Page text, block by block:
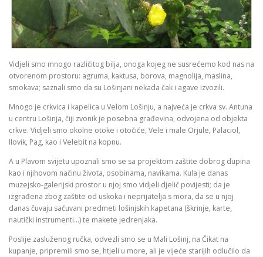
Vidjeli smo mnogo različitog bilja, onoga kojeg ne susrećemo kod nas na
otvorenom prostoru: agruma, kaktusa, borova, magnolija, maslina,
smokava; saznali smo da su Lošinjani nekada čak i agave izvozili.
Mnogo je crkvica i kapelica u Velom Lošinju, a najveća je crkva sv. Antuna
u centru Lošinja, čiji zvonik je posebna građevina, odvojena od objekta
crkve. Vidjeli smo okolne otoke i otočiće, Vele i male Orjule, Palaciol,
Ilovik, Pag, kao i Velebit na kopnu.
A u Plavom svijetu upoznali smo se sa projektom zaštite dobrog dupina
kao i njihovom načinu života, osobinama, navikama. Kula je danas
muzejsko-galerijski prostor u njoj smo vidjeli djelić povijesti; da je
izgrađena zbog zaštite od uskoka i neprijatelja s mora, da se u njoj
danas čuvaju sačuvani predmeti lošinjskih kapetana (škrinje, karte,
nautički instrumenti…) te makete jedrenjaka.
Poslije zasluženog ručka, odvezli smo se u Mali Lošinj, na Čikat na
kupanje, pripremili smo se, htjeli u more, ali je vijeće starijih odlučilo da